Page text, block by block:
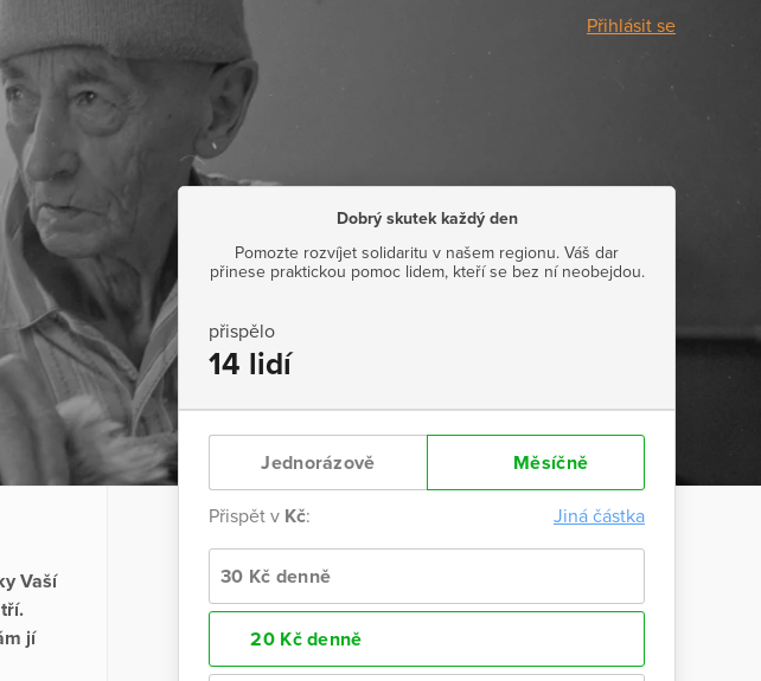
Přihlásit se
Dobrý skutek každý den
Pomozte rozvíjet solidaritu v našem regionu. Váš dar
přinese praktickou pomoc lidem, kteří se bez ní neobejdou.
přispělo
14 lidí
Jednorázově Měsíčně
Přispět v Kč: Jiná částka
30 Kč denně
20 Kč denně
Vaší
jí